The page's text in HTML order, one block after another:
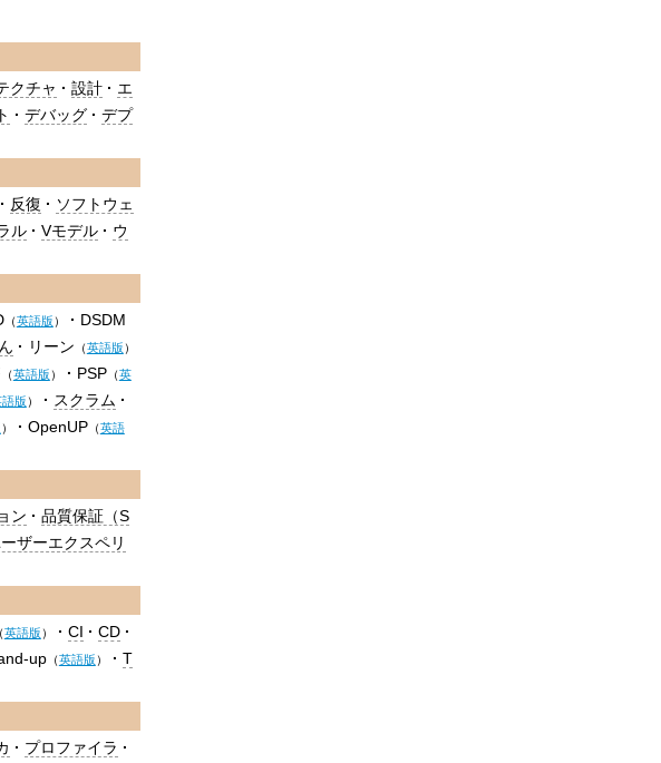
クチャ 設計
エ
デバッグ
デプ
反復
ソフトウェ
ル Vモデル
ウ
（英語版） DSDM
リーン （英語版）
（英語版） PSP（英
語版）
スクラム
） OpenUP（英語
ン
品質保証（S
ザーエクスペリ
英語版） CI
CD
up（英語版）
T
プロファイラ